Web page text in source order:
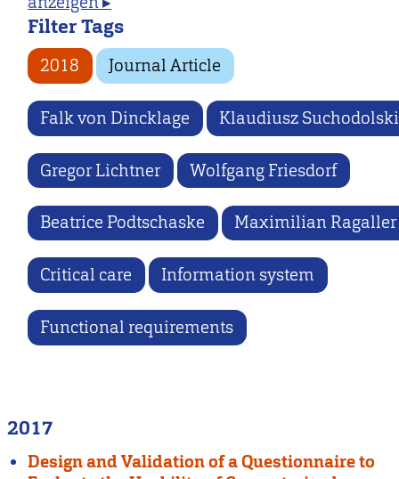
Filter Tags
2018 Journal Article
Falk von Dincklage Klaudiusz Suchodolski
Gregor Lichtner Wolfgang Friesdorf
Beatrice Podtschaske Maximilian Ragaller
Critical care Information system
Functional requirements
2017
Design and Validation of a Questionnaire to